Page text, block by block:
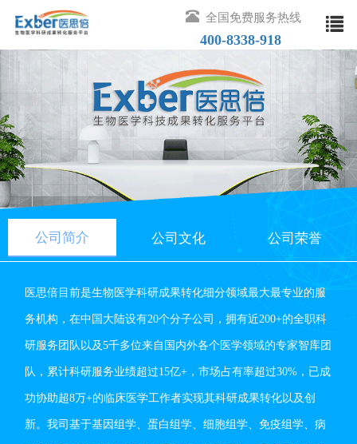
全国免费服务热线
400-8338-918
公司简介 公司文化 公司荣誉
医思倍目前是生物医学科研成果转化细分领域最大最专业的服
务机构，在中国大陆设有20个分子公司，拥有近200+的全职科
研服务团队以及5千多位来自国内外各个医学领域的专家智库团
队，累计科研服务业绩超过15亿+，市场占有率超过30%，已成
功协助超8万+的临床医学工作者实现其科研成果转化以及创
新。我司基于基因组学、蛋白组学、细胞组学、免疫组学、病
热门搜索